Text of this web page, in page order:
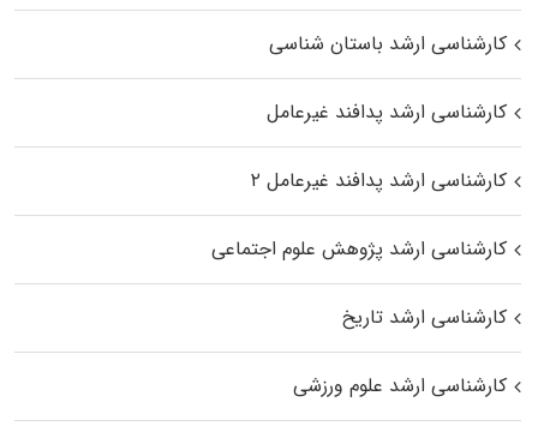
کارشناسی ارشد باستان شناسی
کارشناسی ارشد پدافند غیرعامل
کارشناسی ارشد پدافند غیرعامل ۲
کارشناسی ارشد پژوهش علوم اجتماعی
کارشناسی ارشد تاریخ
کارشناسی ارشد علوم ورزشی